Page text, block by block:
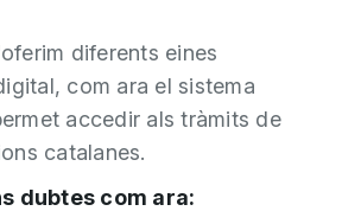
diferents eines
com ara el sistema
accedir als tràmits de
catalanes.
dubtes com ara: